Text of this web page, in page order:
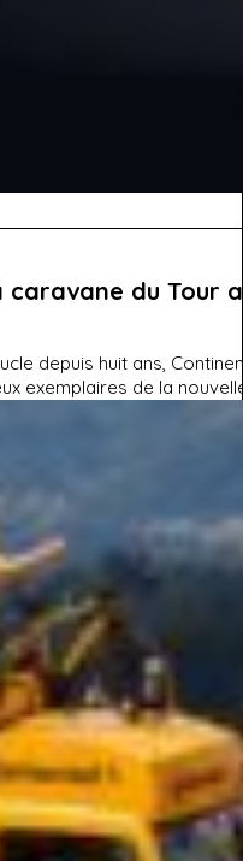
du Tour
depuis huit ans,
exemplaires de la